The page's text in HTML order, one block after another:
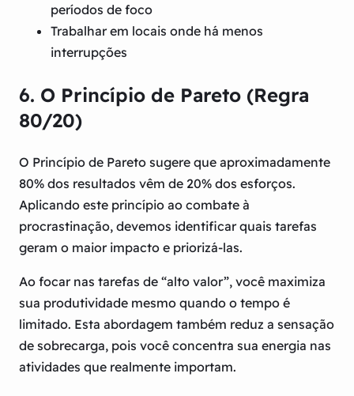
períodos de foco
Trabalhar em locais onde há menos
interrupções
6. O Princípio de Pareto (Regra
80/20)
O Princípio de Pareto sugere que aproximadamente
80% dos resultados vêm de 20% dos esforços.
Aplicando este princípio ao combate à
procrastinação, devemos identificar quais tarefas
geram o maior impacto e priorizá-las.
Ao focar nas tarefas de “alto valor”, você maximiza
sua produtividade mesmo quando o tempo é
limitado. Esta abordagem também reduz a sensação
de sobrecarga, pois você concentra sua energia nas
atividades que realmente importam.